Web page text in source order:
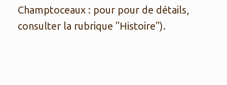
Champtoceaux : pour pour de détails,
consulter la rubrique "Histoire").